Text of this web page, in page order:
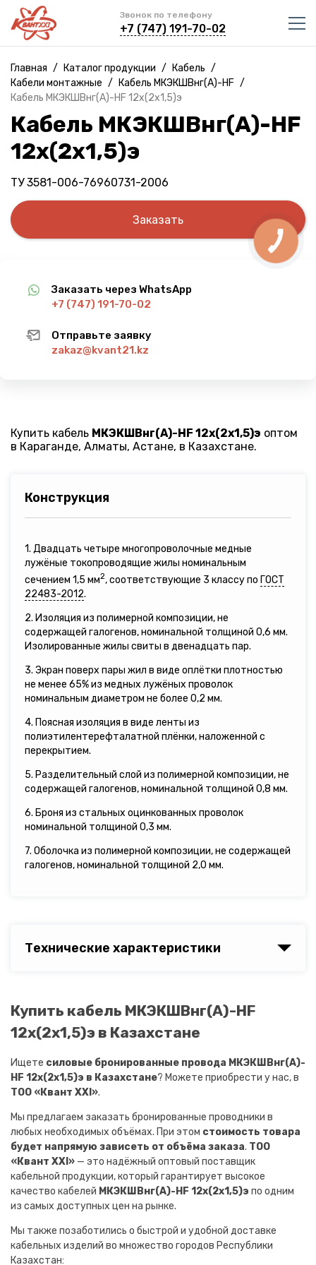
Звонок по телефону
+7 (747) 191-70-02
Главная / Каталог продукции / Кабель /
Кабели монтажные / Кабель МКЭКШВнг(A)-HF /
Кабель МКЭКШВнг(A)-HF 12х(2х1,5)э
Кабель МКЭКШВнг(A)-HF
12х(2х1,5)э
ТУ 3581-006-76960731-2006
Заказать
Заказать через WhatsApp
+7 (747) 191-70-02
Отправьте заявку
zakaz@kvant21.kz
Купить кабель МКЭКШВнг(A)-HF 12х(2х1,5)э оптом
в Караганде, Алматы, Астане, в Казахстане.
Конструкция
1. Двадцать четыре многопроволочные медные
лужёные токопроводящие жилы номинальным
сечением 1,5 мм2, соответствующие 3 классу по ГОСТ
22483-2012.
2. Изоляция из полимерной композиции, не
содержащей галогенов, номинальной толщиной 0,6 мм.
Изолированные жилы свиты в двенадцать пар.
3. Экран поверх пары жил в виде оплётки плотностью
не менее 65% из медных лужёных проволок
номинальным диаметром не более 0,2 мм.
4. Поясная изоляция в виде ленты из
полиэтилентерефталатной плёнки, наложенной с
перекрытием.
5. Разделительный слой из полимерной композиции, не
содержащей галогенов, номинальной толщиной 0,8 мм.
6. Броня из стальных оцинкованных проволок
номинальной толщиной 0,3 мм.
7. Оболочка из полимерной композиции, не содержащей
галогенов, номинальной толщиной 2,0 мм.
Технические характеристики
Купить кабель МКЭКШВнг(A)-HF
12х(2х1,5)э в Казахстане
Ищете силовые бронированные провода МКЭКШВнг(A)-
HF 12х(2х1,5)э в Казахстане? Можете приобрести у нас, в
ТОО «Квант XXI».
Мы предлагаем заказать бронированные проводники в
любых необходимых объёмах. При этом стоимость товара
будет напрямую зависеть от объёма заказа. ТОО
«Квант XXI» — это надёжный оптовый поставщик
кабельной продукции, который гарантирует высокое
качество кабелей МКЭКШВнг(A)-HF 12х(2х1,5)э по одним
из самых доступных цен на рынке.
Мы также позаботились о быстрой и удобной доставке
кабельных изделий во множество городов Республики
Казахстан: